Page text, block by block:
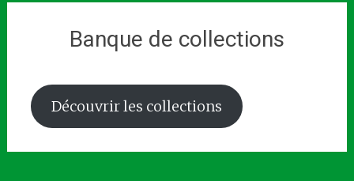
Banque de collections
Découvrir les collections